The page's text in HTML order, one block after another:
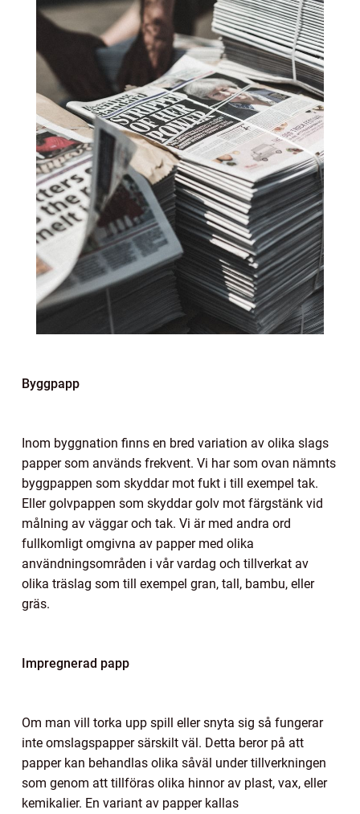
Byggpapp
Inom byggnation finns en bred variation av olika slags
papper som används frekvent. Vi har som ovan nämnts
byggpappen som skyddar mot fukt i till exempel tak.
Eller golvpappen som skyddar golv mot färgstänk vid
målning av väggar och tak. Vi är med andra ord
fullkomligt omgivna av papper med olika
användningsområden i vår vardag och tillverkat av
olika träslag som till exempel gran, tall, bambu, eller
gräs.
Impregnerad papp
Om man vill torka upp spill eller snyta sig så fungerar
inte omslagspapper särskilt väl. Detta beror på att
papper kan behandlas olika såväl under tillverkningen
som genom att tillföras olika hinnor av plast, vax, eller
kemikalier. En variant av papper kallas